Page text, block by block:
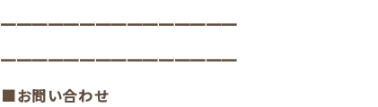
━━━━━━━━━━━━━━━
━━━━━━━━━━━━━━━
■お問い合わせ